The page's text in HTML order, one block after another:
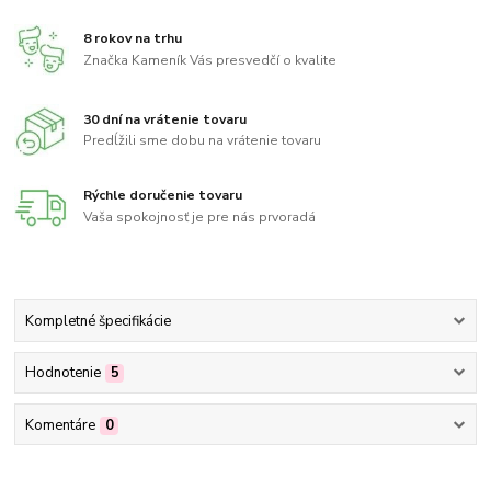
8 rokov na trhu
Značka Kameník Vás presvedčí o kvalite
30 dní na vrátenie tovaru
Predĺžili sme dobu na vrátenie tovaru
Rýchle doručenie tovaru
Vaša spokojnosť je pre nás prvoradá
Kompletné špecifikácie
Hodnotenie 5
Komentáre 0